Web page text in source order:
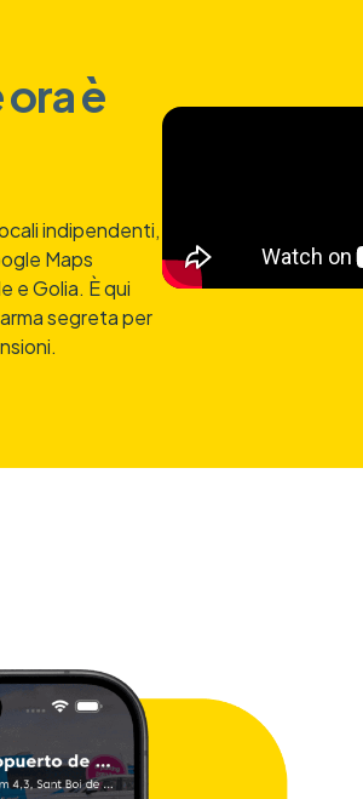
è
indipendenti,
Maps
e Golia. È qui
segreta per